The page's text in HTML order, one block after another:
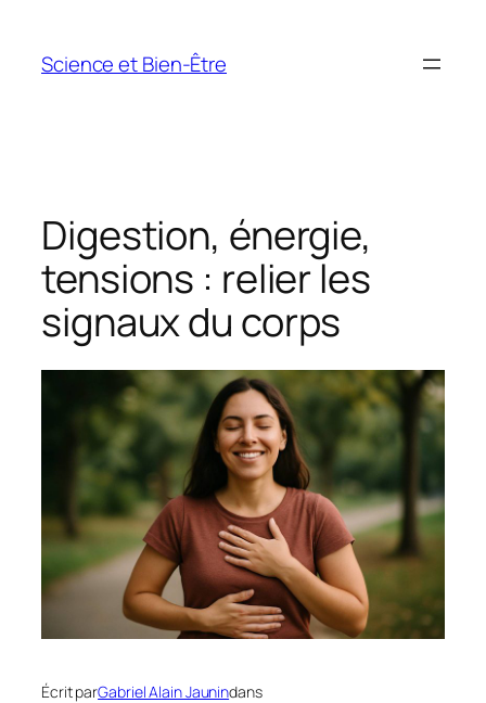
contenu
Science et Bien-Être
Digestion, énergie,
tensions : relier les
signaux du corps
Écrit parGabriel Alain Jaunindans